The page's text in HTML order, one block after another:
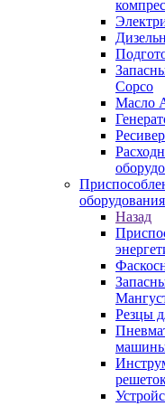
Copco
Масло
оборудования
Назад
Резцы